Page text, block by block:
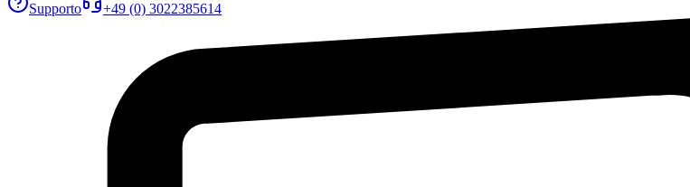
Supporto +49 (0) 3022385614